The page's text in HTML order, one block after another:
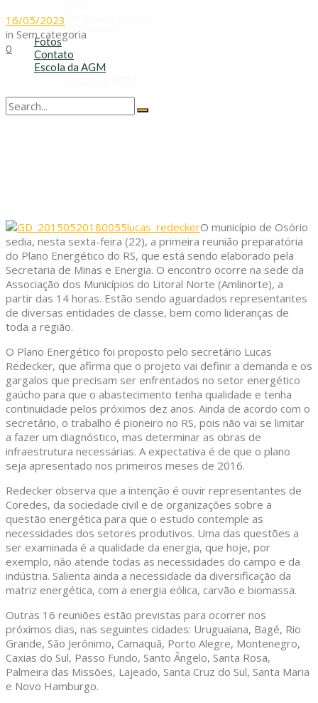
Transporte Escolar
Voluntariado
Fotos
Contato
Escola da AGM
16/05/2023
in Sem categoria
0
O município de Osório
sedia, nesta sexta-feira (22), a primeira reunião preparatória
do Plano Energético do RS, que está sendo elaborado pela
Secretaria de Minas e Energia. O encontro ocorre na sede da
Associação dos Municípios do Litoral Norte (Amlinorte), a
partir das 14 horas. Estão sendo aguardados representantes
de diversas entidades de classe, bem como lideranças de
toda a região.
O Plano Energético foi proposto pelo secretário Lucas
Redecker, que afirma que o projeto vai definir a demanda e os
gargalos que precisam ser enfrentados no setor energético
gaúcho para que o abastecimento tenha qualidade e tenha
continuidade pelos próximos dez anos. Ainda de acordo com o
secretário, o trabalho é pioneiro no RS, pois não vai se limitar
a fazer um diagnóstico, mas determinar as obras de
infraestrutura necessárias. A expectativa é de que o plano
seja apresentado nos primeiros meses de 2016.
Redecker observa que a intenção é ouvir representantes de
Coredes, da sociedade civil e de organizações sobre a
questão energética para que o estudo contemple as
necessidades dos setores produtivos. Uma das questões a
ser examinada é a qualidade da energia, que hoje, por
exemplo, não atende todas as necessidades do campo e da
indústria. Salienta ainda a necessidade da diversificação da
matriz energética, com a energia eólica, carvão e biomassa.
Outras 16 reuniões estão previstas para ocorrer nos
próximos dias, nas seguintes cidades: Uruguaiana, Bagé, Rio
Grande, São Jerônimo, Camaquã, Porto Alegre, Montenegro,
Caxias do Sul, Passo Fundo, Santo Ângelo, Santa Rosa,
Palmeira das Missões, Lajeado, Santa Cruz do Sul, Santa Maria
e Novo Hamburgo.